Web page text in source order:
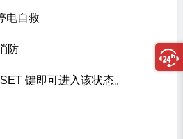
自救
键即可进入该状态。